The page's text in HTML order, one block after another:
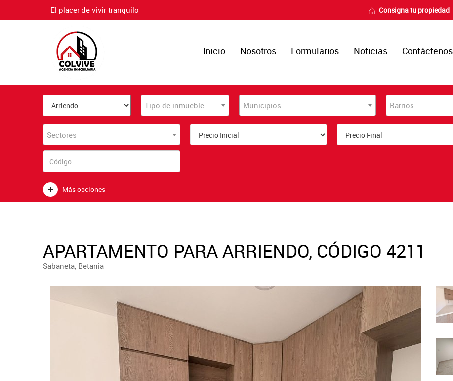
El placer de vivir tranquilo Consigna tu propiedad
Inicio Nosotros Formularios Noticias Contáctenos
Tipo de inmueble Municipios Barrios
Sectores
Más opciones
APARTAMENTO PARA ARRIENDO, CÓDIGO 4211
Sabaneta, Betania